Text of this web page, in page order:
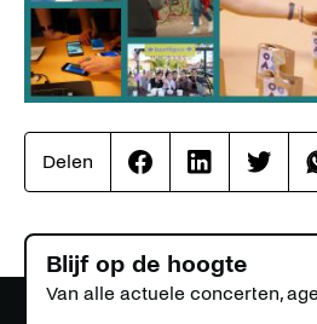
Delen
Effenaar
op
Effenaar
op
op
Blijf op de hoogte
Van alle actuele concerten,